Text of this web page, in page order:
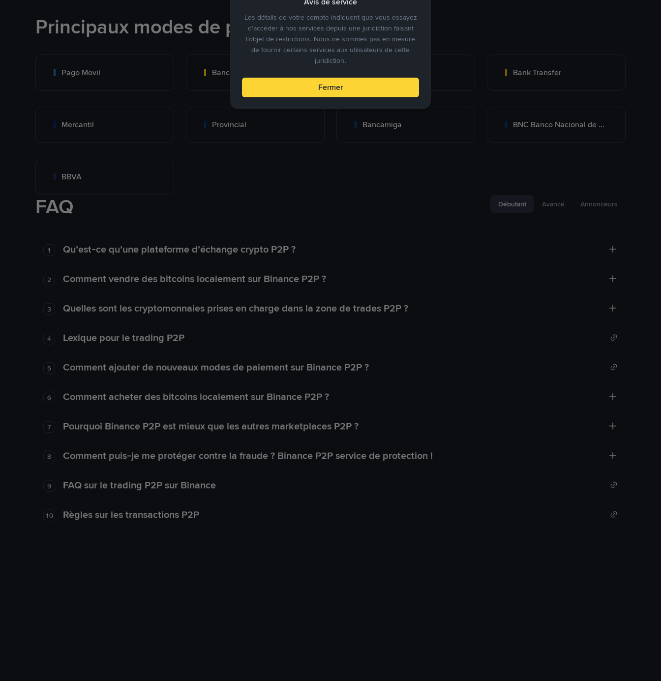
Principaux modes de paiement
Pago Movil Banco de Venezuela Bank Transfer
Mercantil Provincial Bancamiga BNC Banco Nacional de Crédito
BBVA
FAQ Débutant Avancé Annonceurs
1 Qu’est-ce qu’une plateforme d’échange crypto P2P ?
2 Comment vendre des bitcoins localement sur Binance P2P ?
3 Quelles sont les cryptomonnaies prises en charge dans la zone de trades P2P ?
4 Lexique pour le trading P2P
5 Comment ajouter de nouveaux modes de paiement sur Binance P2P ?
6 Comment acheter des bitcoins localement sur Binance P2P ?
7 Pourquoi Binance P2P est mieux que les autres marketplaces P2P ?
8 Comment puis-je me protéger contre la fraude ? Binance P2P service de protection !
9 FAQ sur le trading P2P sur Binance
10 Règles sur les transactions P2P
Les détails de votre compte indiquent que vous essayez
d’accéder à nos services depuis une juridiction faisant
l’objet de restrictions. Nous ne sommes pas en mesure
de fournir certains services aux utilisateurs de cette
juridiction.
Fermer